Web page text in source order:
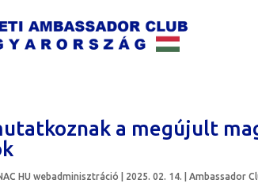
a megújult
HU webadminisztráció 2025. 02. 14. |Ambassador